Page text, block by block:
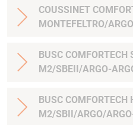
COUSSINET
MONTEFELTRO/
BUSC COMFORTECH
M2/SBEII/ARGO-
BUSC COMFORTECH
M2/SBII/ARGO/